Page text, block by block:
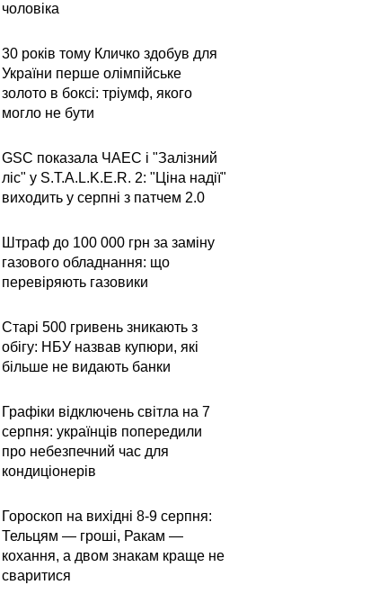
чоловіка
30 років тому Кличко здобув для
України перше олімпійське
золото в боксі: тріумф, якого
могло не бути
GSC показала ЧАЕС і "Залізний
ліс" у S.T.A.L.K.E.R. 2: "Ціна надії"
виходить у серпні з патчем 2.0
Штраф до 100 000 грн за заміну
газового обладнання: що
перевіряють газовики
Старі 500 гривень зникають з
обігу: НБУ назвав купюри, які
більше не видають банки
Графіки відключень світла на 7
серпня: українців попередили
про небезпечний час для
кондиціонерів
Гороскоп на вихідні 8-9 серпня:
Тельцям — гроші, Ракам —
кохання, а двом знакам краще не
сваритися